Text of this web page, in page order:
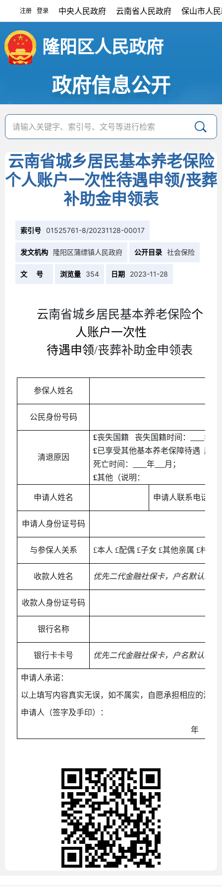
注册 登录 中央人民政府 云南省人民政府 保山市人
隆阳区人民政府
政府信息公开
云南省城乡居民基本养老保险
个人账户一次性待遇申领/丧葬
补助金申领表
索引号 01525761-8/20231128-00017
发文机构 隆阳区蒲缥镇人民政府 公开目录 社会保险
文 号 浏览量 354 日期 2023-11-28
云南省城乡居民基本养老保险个
人账户一次性
待遇申领/丧葬补助金申领表
参保人姓名
公民身份号码
清退原因
£丧失国籍 丧失国籍时间：
年
£已享受其他基本养老保障待遇 起始
死亡时间：
年
月；
£其他（说明：
申请人姓名 申请人联系电话
申请人身份证号码
与参保人关系 £本人 £配偶 £子女 £其他亲属 £村（
收款人姓名 优先二代金融社保卡，户名默认取
收款人身份证号码
银行名称
银行卡卡号 优先二代金融社保卡，户名默认取
申请人承诺：
以上填写内容真实无误，如不属实，自愿承担相应的法律
申请人（签字及手印）：
年